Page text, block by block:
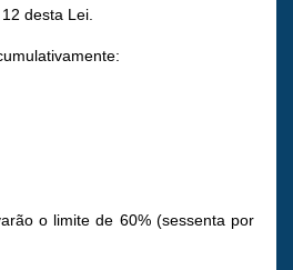
desta Lei.
o limite de 60% (sessenta por